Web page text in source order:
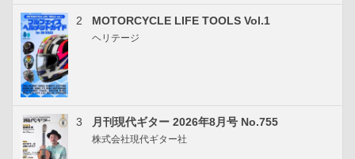
2 MOTORCYCLE LIFE TOOLS Vol.1
ヘリテージ
3 月刊現代ギター 2026年8月号 No.755
株式会社現代ギター社